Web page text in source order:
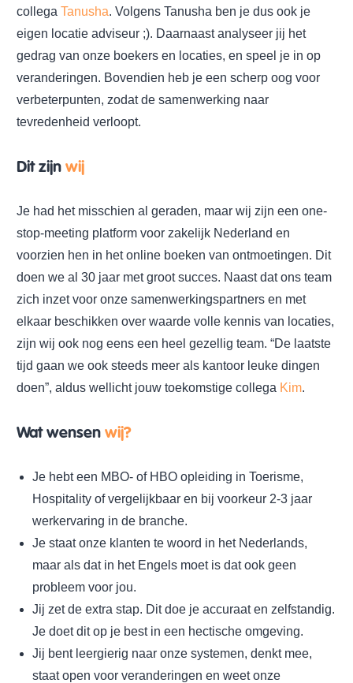
collega Tanusha. Volgens Tanusha ben je dus ook je
eigen locatie adviseur ;). Daarnaast analyseer jij het
gedrag van onze boekers en locaties, en speel je in op
veranderingen. Bovendien heb je een scherp oog voor
verbeterpunten, zodat de samenwerking naar
tevredenheid verloopt.
Dit zijn wij
Je had het misschien al geraden, maar wij zijn een one-
stop-meeting platform voor zakelijk Nederland en
voorzien hen in het online boeken van ontmoetingen. Dit
doen we al 30 jaar met groot succes. Naast dat ons team
zich inzet voor onze samenwerkingspartners en met
elkaar beschikken over waarde volle kennis van locaties,
zijn wij ook nog eens een heel gezellig team. “De laatste
tijd gaan we ook steeds meer als kantoor leuke dingen
doen”, aldus wellicht jouw toekomstige collega Kim.
Wat wensen wij?
Je hebt een MBO- of HBO opleiding in Toerisme,
Hospitality of vergelijkbaar en bij voorkeur 2-3 jaar
werkervaring in de branche.
Je staat onze klanten te woord in het Nederlands,
maar als dat in het Engels moet is dat ook geen
probleem voor jou.
Jij zet de extra stap. Dit doe je accuraat en zelfstandig.
Je doet dit op je best in een hectische omgeving.
Jij bent leergierig naar onze systemen, denkt mee,
staat open voor veranderingen en weet onze